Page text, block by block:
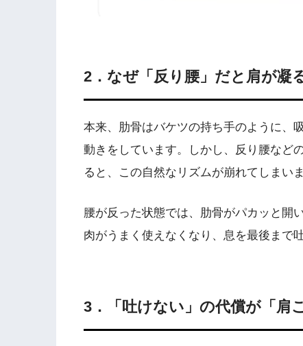
2．なぜ「反り腰」だと肩が凝
本来、肋骨はバケツの持ち手のように、
動きをしています。しかし、反り腰など
ると、この自然なリズムが崩れてしまいま
腰が反った状態では、肋骨がパカッと開
肉がうまく使えなくなり、息を最後まで
3．「吐けない」の代償が「肩